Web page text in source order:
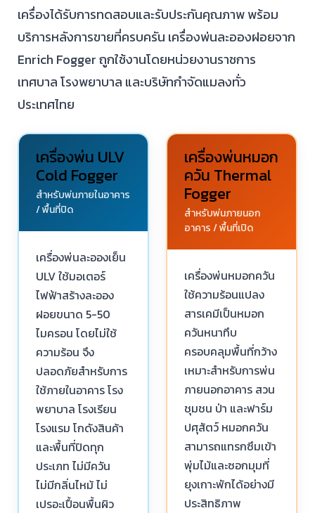
เครื่องได้รับการทดสอบและรับประกันคุณภาพ พร้อม
บริการหลังการขายที่ครบครัน เครื่องพ่นละอองฝอยจาก
Enrich Fogger ถูกใช้งานโดยหน่วยงานราชการ
เทศบาล โรงพยาบาล และบริษัทกำจัดแมลงทั่ว
ประเทศไทย
เครื่องพ่น ULV
Cold Fogger
สำหรับพ่นภายในอาคาร
/ พื้นที่ปิด
เครื่องพ่นละอองเย็น
ULV ใช้มอเตอร์
ไฟฟ้าสร้างละออง
ฝอยขนาด 5-50
ไมครอน โดยไม่ใช้
ความร้อน จึง
ปลอดภัยสำหรับการ
ใช้ภายในอาคาร โรง
พยาบาล โรงเรียน
โรงแรม โกดังสินค้า
และพื้นที่ปิดทุก
ประเภท ไม่มีควัน
ไม่มีกลิ่นไหม้ ไม่
เปรอะเปื้อนพื้นผิว
เครื่องพ่นหมอก
ควัน Thermal
Fogger
สำหรับพ่นภายนอก
อาคาร / พื้นที่เปิด
เครื่องพ่นหมอกควัน
ใช้ความร้อนแปลง
สารเคมีเป็นหมอก
ควันหนาทึบ
ครอบคลุมพื้นที่กว้าง
เหมาะสำหรับการพ่น
ภายนอกอาคาร สวน
ชุมชน ป่า และฟาร์ม
ปศุสัตว์ หมอกควัน
สามารถแทรกซึมเข้า
พุ่มไม้และซอกมุมที่
ยุงเกาะพักได้อย่างมี
ประสิทธิภาพ